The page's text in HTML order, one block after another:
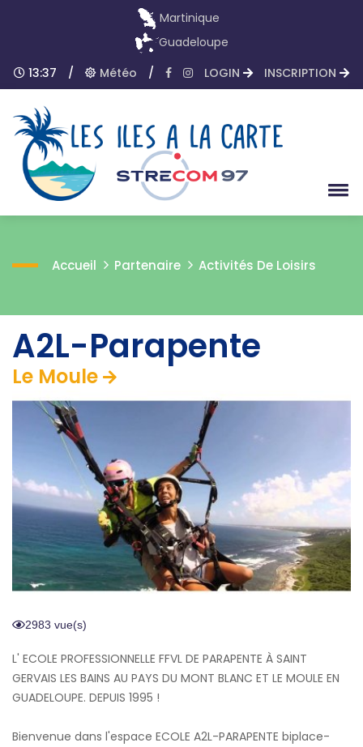
Martinique
Guadeloupe
13:37
/ Météo / LOGIN INSCRIPTION
Accueil Partenaire Activités De Loisirs
A2L-Parapente
Le Moule
2983 vue(s)
L' ECOLE PROFESSIONNELLE FFVL DE PARAPENTE À SAINT
GERVAIS LES BAINS AU PAYS DU MONT BLANC ET LE MOULE EN
GUADELOUPE. DEPUIS 1995 !
Bienvenue dans l'espace ECOLE A2L-PARAPENTE biplace-